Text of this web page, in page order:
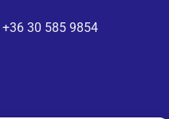
+36 30 585 9854